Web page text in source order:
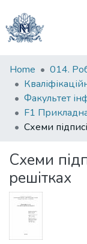
Communities
&
Collections
All of DSpace
Statistics
Home
014.
Факультет
F1
Схеми
решітках